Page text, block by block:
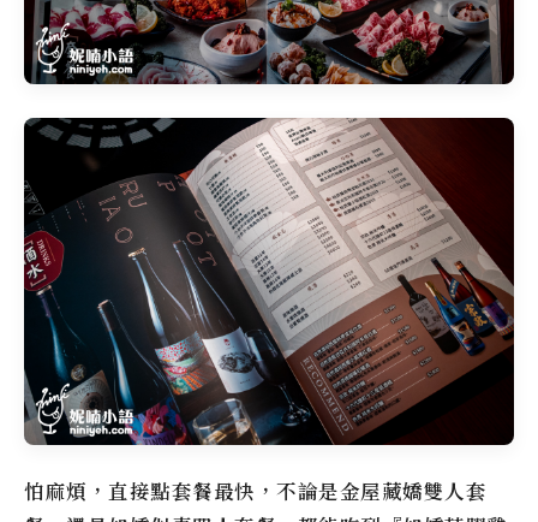
怕麻煩，直接點套餐最快，不論是金屋藏嬌雙人套